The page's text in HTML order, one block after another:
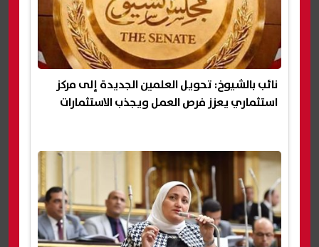
نائب بالشيوخ: تحويل العلمين الجديدة إلى مركز
استثماري يعزز فرص العمل ويجذب الاستثمارات